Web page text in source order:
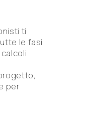
ti
le fasi
per